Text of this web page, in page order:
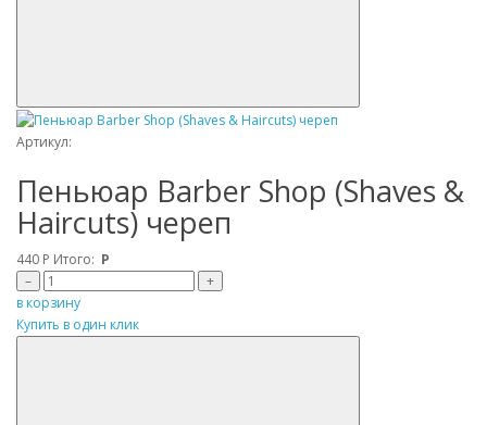
Артикул:
Пеньюар Barber Shop (Shaves &
Haircuts) череп
440 Р Итого: Р
–
+
в корзину
Купить в один клик